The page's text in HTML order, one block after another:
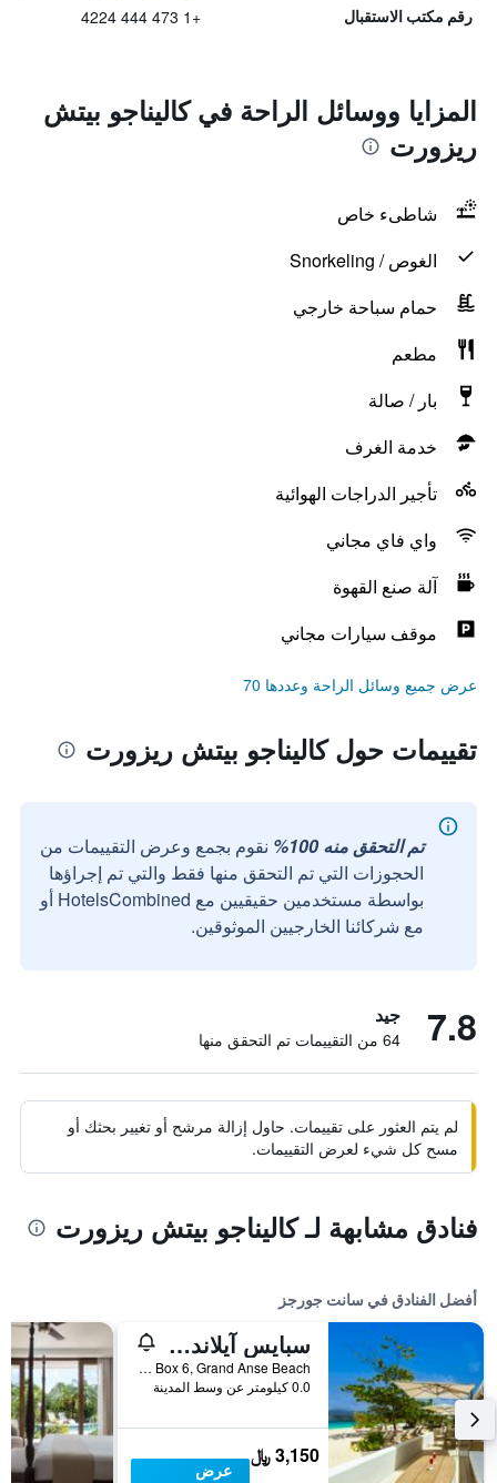
رقم مكتب الاستقبال +1 473 444 4224
المزايا ووسائل الراحة في كاليناجو بيتش
ريزورت
شاطىء خاص
الغوص / Snorkeling
حمام سباحة خارجي
مطعم
بار / صالة
خدمة الغرف
تأجير الدراجات الهوائية
واي فاي مجاني
آلة صنع القهوة
موقف سيارات مجاني
عرض جميع وسائل الراحة وعددها 70
تقييمات حول كاليناجو بيتش ريزورت
تم التحقق منه 100%
نقوم بجمع وعرض التقييمات من
الحجوزات التي تم التحقق منها فقط والتي تم إجراؤها
بواسطة مستخدمين حقيقيين مع HotelsCombined أو
مع شركائنا الخارجيين الموثوقين.
7.8 جيد
64 من التقييمات تم التحقق منها
لم يتم العثور على تقييمات. حاول إزالة مرشح أو تغيير بحثك أو
مسح كل شيء لعرض التقييمات.
فنادق مشابهة لـ كاليناجو بيتش ريزورت
أفضل الفنادق في سانت جورجز
سبايس آيلاند بيتش ريزورت
P.O. Box 6, Grand Anse Beach, سانت جورجز, غرينادا
0.0 كيلومتر عن وسط المدينة
3,150 ﷼
عرض